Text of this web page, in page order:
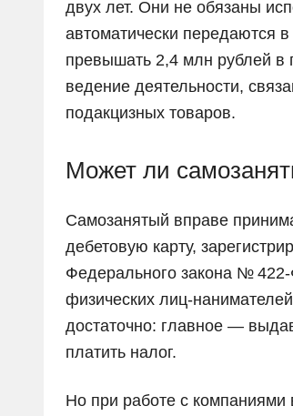
двух лет. Они не обязаны
автоматически передаются
превышать 2,4 млн рублей в
ведение деятельности,
подакцизных товаров.
Может ли
Самозанятый вправе
дебетовую карту,
Федерального закона №
физических лиц-
достаточно: главное —
платить налог.
Но при работе с